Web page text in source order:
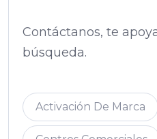
Contáctanos, te
búsqueda.
Activación De Marca